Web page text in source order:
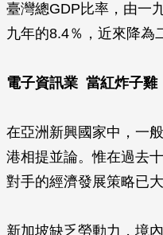
臺灣總GDP比率，由一
九年的8.4％，近來降為
電子資訊業 當紅炸子雞
在亞洲新興國家中，一
港相提並論。惟在過去
對手的經濟發展策略已大
新加坡缺乏勞動力，境